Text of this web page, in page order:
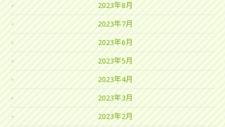
2023年8月
2023年7月
2023年6月
2023年5月
2023年4月
2023年3月
2023年2月